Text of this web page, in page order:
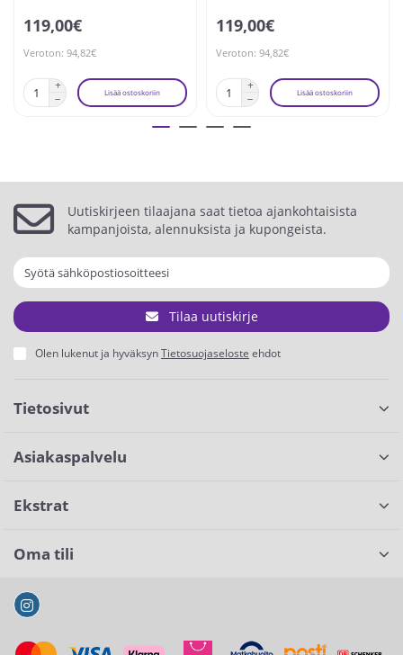
119,00€
Veroton: 94,82€
Lisää ostoskoriin
119,00€
Veroton: 94,82€
Lisää ostoskoriin
Uutiskirjeen tilaajana saat tietoa ajankohtaisista
kampanjoista, alennuksista ja kupongeista.
Tilaa uutiskirje
Olen lukenut ja hyväksynTietosuojaseloste ehdot
Tietosivut
Asiakaspalvelu
Ekstrat
Oma tili